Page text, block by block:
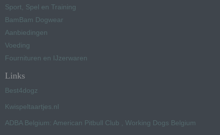
Sport, Spel en Training
BamBam Dogwear
Aanbiedingen
Voeding
Fournituren en IJzerwaren
Links
Best4dogz
Kwispeltaartjes.nl
ADBA Belgium: American Pitbull Club , Working Dogs Belgium